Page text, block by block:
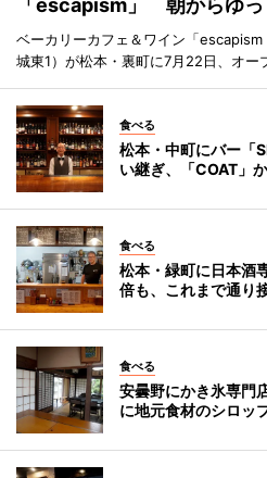
「escapism」 朝からゆっ
ベーカリーカフェ＆ワイン「
城東1）が松本・裏町に7月22日、オー
食べる
松本・中町にバー「
い継ぎ、「COAT」
食べる
松本・緑町に日本
倍も、これまで通り
食べる
安曇野にかき氷専門
に地元食材のシロッ